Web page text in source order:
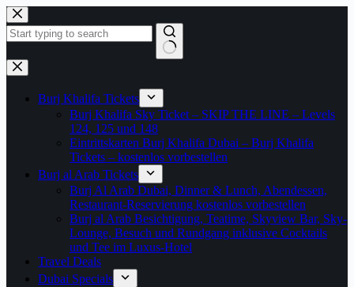
Zum
Inhalt
springen
Keine
Ergebnisse
Burj Khalifa Tickets
Burj Khalifa Sky Ticket – SKIP THE LINE – Levels
124, 125 und 148
Eintrittskarten Burj Khalifa Dubai – Burj Khalifa
Tickets – kostenlos vorbestellen
Burj al Arab Tickets
Burj Al Arab Dubai, Dinner & Lunch, Abendessen,
Restaurant-Reservierung kostenlos vorbestellen
Burj al Arab Besichtigung, Teatime, Skyview Bar, Sky-
Lounge, Besuch und Rundgang inklusive Cocktails
und Tee im Luxus-Hotel
Travel Deals
Dubai Specials